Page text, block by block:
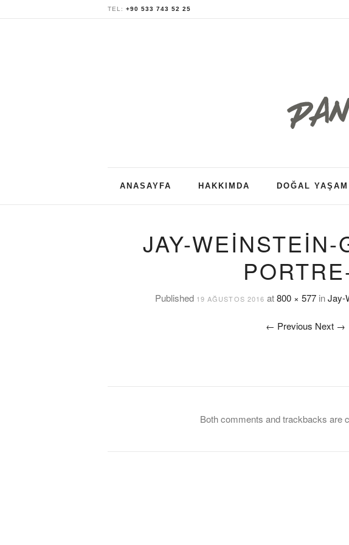
TEL: +90 533 743 52 25
ANASAYFA HAKKIMDA DOĞAL YAŞAM
JAY-WEINSTEIN-
Published 19 AĞUSTOS 2016 at800 × 577 inJay-
← Previous Next →
Both comments and trackbacks are